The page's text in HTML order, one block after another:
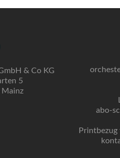
& Co KG
5
Mainz
abo-